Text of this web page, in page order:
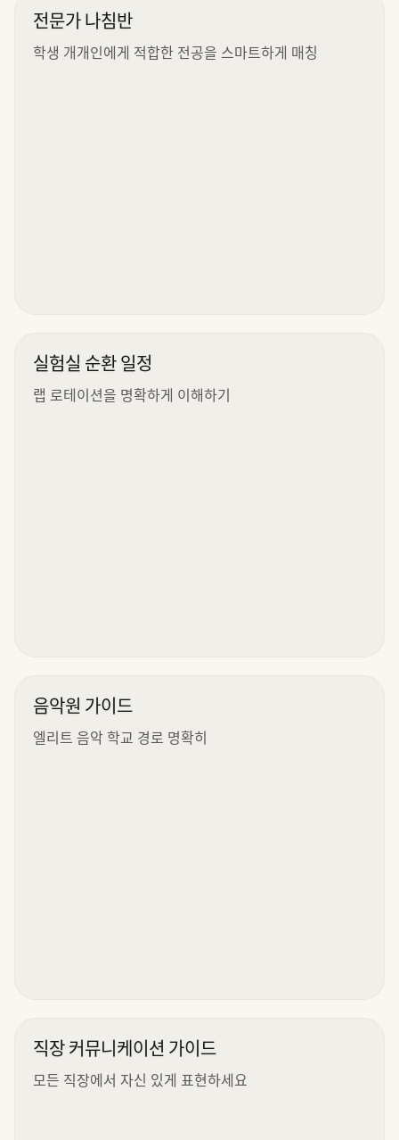
전문가 나침반
학생 개개인에게 적합한 전공을 스마트하게 매칭
실험실 순환 일정
랩 로테이션을 명확하게 이해하기
음악원 가이드
엘리트 음악 학교 경로 명확히
직장 커뮤니케이션 가이드
모든 직장에서 자신 있게 표현하세요